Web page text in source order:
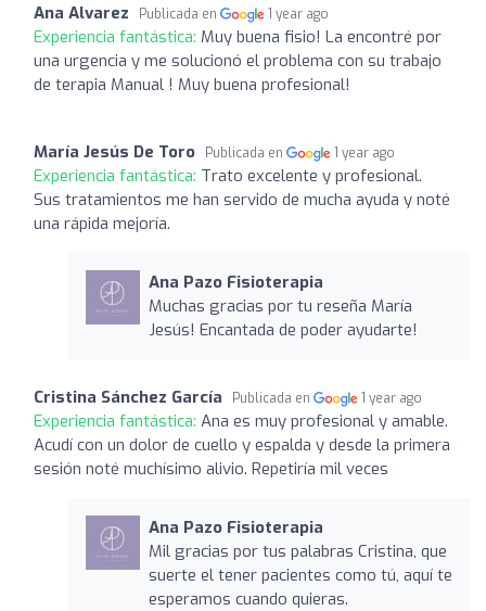
Ana Alvarez Publicada en 1 year ago
Experiencia fantástica: Muy buena fisio! La encontré por
una urgencia y me solucionó el problema con su trabajo
de terapia Manual ! Muy buena profesional!
María Jesús De Toro Publicada en 1 year ago
Experiencia fantástica: Trato excelente y profesional.
Sus tratamientos me han servido de mucha ayuda y noté
una rápida mejoría.
Ana Pazo Fisioterapia
Muchas gracias por tu reseña María
Jesús! Encantada de poder ayudarte!
Cristina Sánchez García Publicada en 1 year ago
Experiencia fantástica: Ana es muy profesional y amable.
Acudí con un dolor de cuello y espalda y desde la primera
sesión noté muchísimo alivio. Repetiría mil veces
Ana Pazo Fisioterapia
Mil gracias por tus palabras Cristina, que
suerte el tener pacientes como tú, aquí te
esperamos cuando quieras.